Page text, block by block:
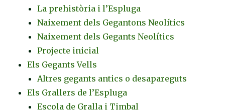
La prehistòria i l’Espluga
Naixement dels Gegantons Neolítics
Naixement dels Gegants Neolítics
Projecte inicial
Els Gegants Vells
Altres gegants antics o desapareguts
Els Grallers de l’Espluga
Escola de Gralla i Timbal